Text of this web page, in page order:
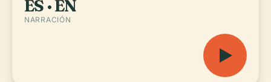
ES · EN
NARRACIÓN